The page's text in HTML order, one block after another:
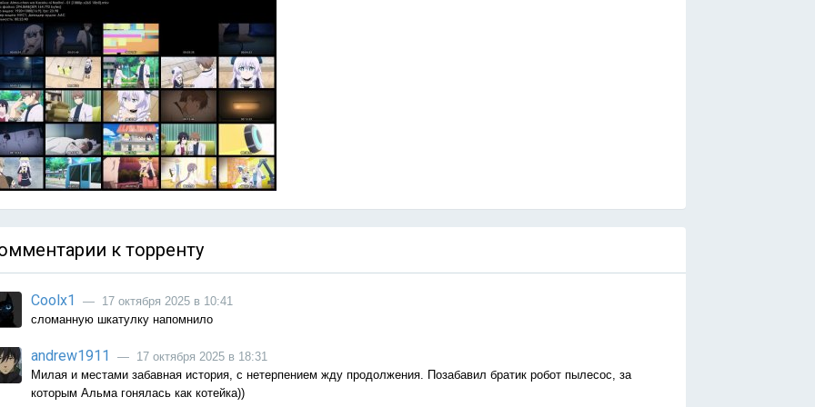
к торренту
Coolx1
— 17 октября 2025 в 10:41
сломанную шкатулку напомнило
andrew1911
— 17 октября 2025 в 18:31
Милая и местами забавная история, с нетерпением жду продолжения. Позабавил братик робот пылесос, за
которым Альма гонялась как котейка))